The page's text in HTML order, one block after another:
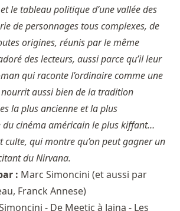
le tableau politique d’une vallée des
de personnages tous complexes, de
origines, réunis par le même
des lecteurs, aussi parce qu’il leur
qui raconte l’ordinaire comme une
nourrit aussi bien de la tradition
la plus ancienne et la plus
du cinéma américain le plus kiffant…
culte, qui montre qu’on peut gagner un
du Nirvana.
: Marc Simoncini (et aussi par
, Franck Annese)
- De Meetic à Jaina - Les